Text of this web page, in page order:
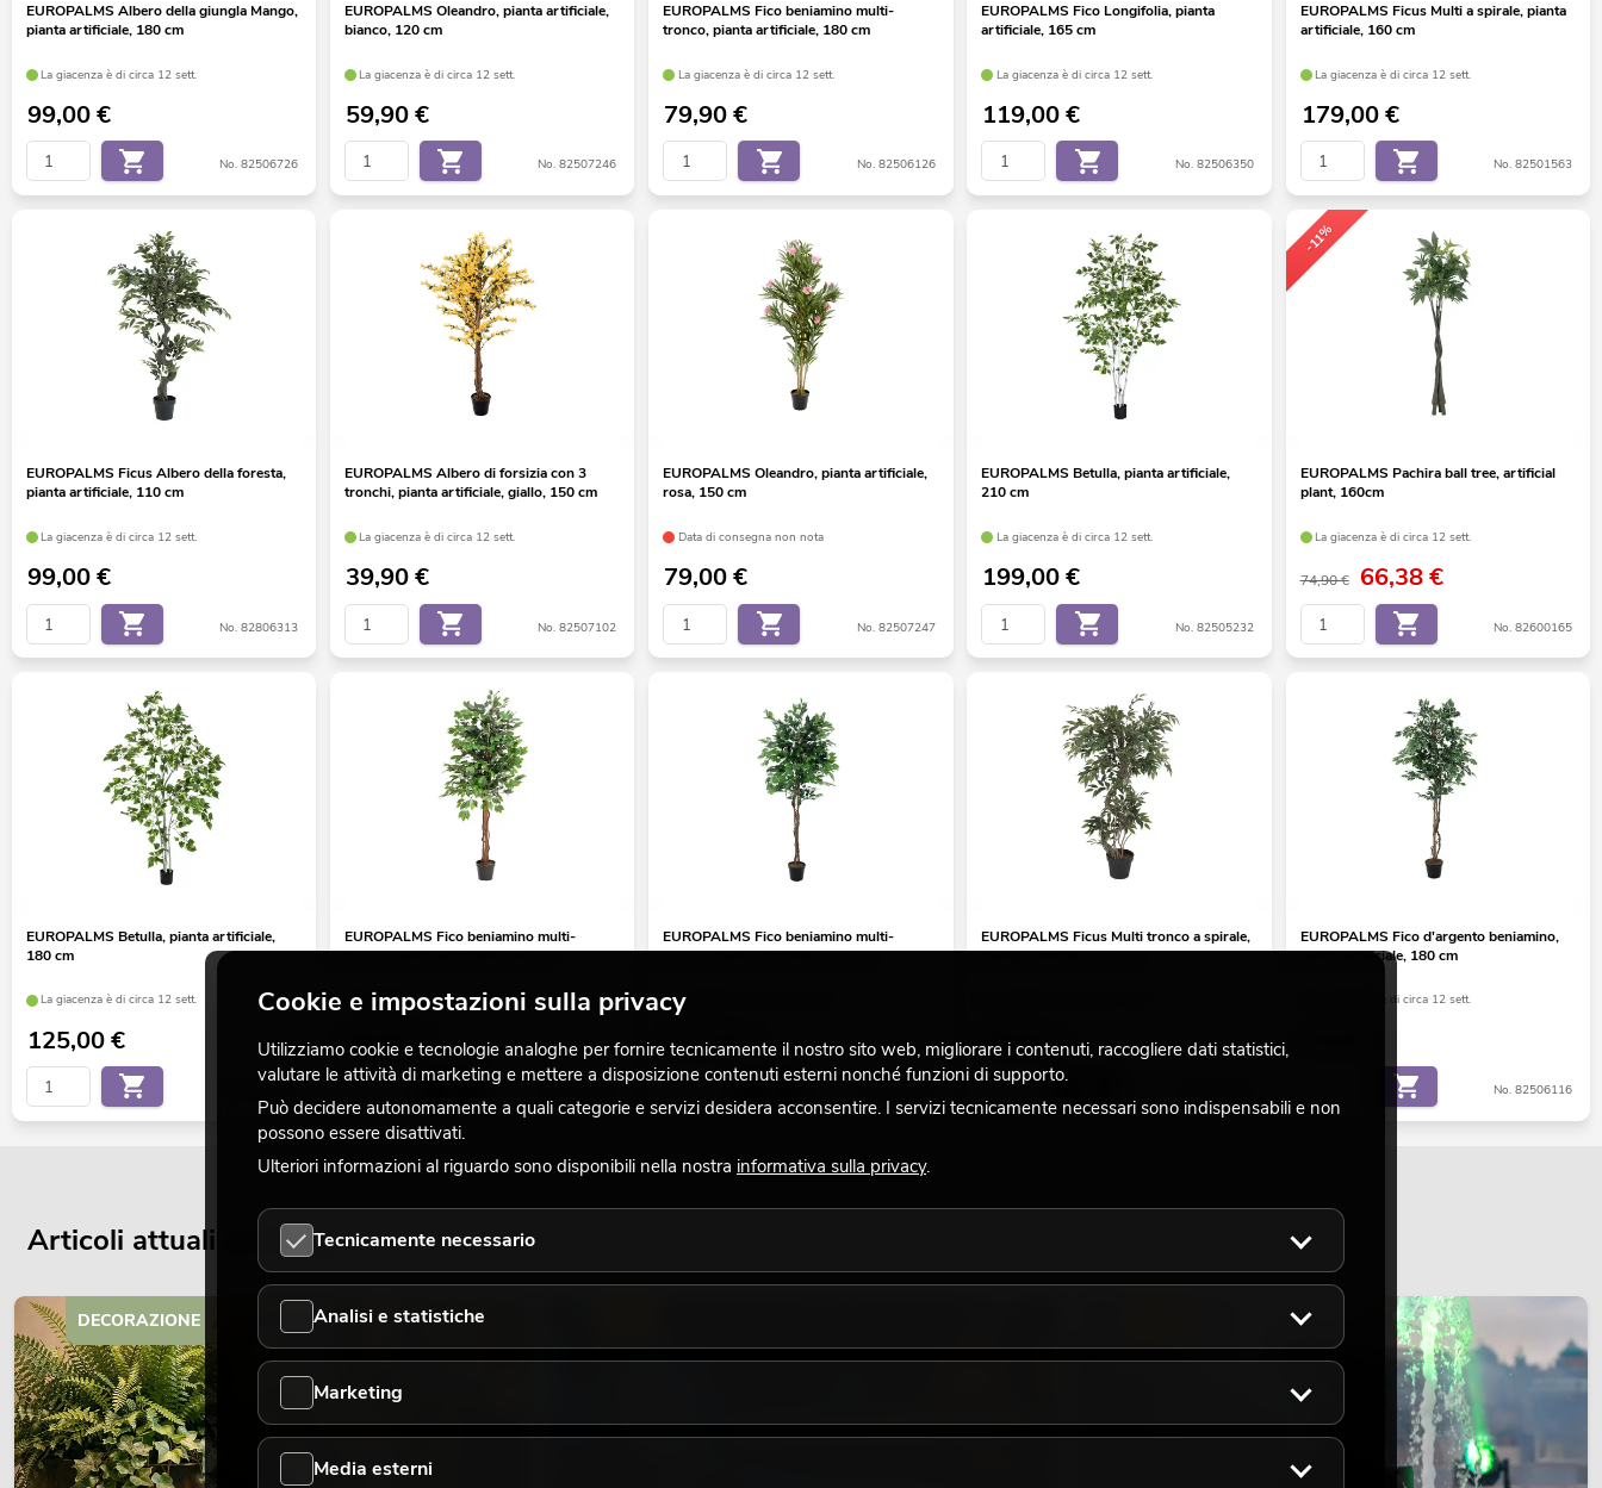
EUROPALMS Albero della giungla Mango,
pianta artificiale, 180 cm
La giacenza è di circa 12 sett.
99,00€
No. 82506726
EUROPALMS Oleandro, pianta artificiale,
bianco, 120 cm
La giacenza è di circa 12 sett.
59,90€
No. 82507246
EUROPALMS Fico beniamino multi-
tronco, pianta artificiale, 180 cm
La giacenza è di circa 12 sett.
79,90€
No. 82506126
EUROPALMS Fico Longifolia, pianta
artificiale, 165 cm
La giacenza è di circa 12 sett.
119,00€
No. 82506350
EUROPALMS Ficus Multi a spirale, pianta
artificiale, 160 cm
La giacenza è di circa 12 sett.
179,00€
No. 82501563
EUROPALMS Ficus Albero della foresta,
pianta artificiale, 110 cm
La giacenza è di circa 12 sett.
99,00€
No. 82806313
EUROPALMS Albero di forsizia con 3
tronchi, pianta artificiale, giallo, 150 cm
La giacenza è di circa 12 sett.
39,90€
No. 82507102
EUROPALMS Oleandro, pianta artificiale,
rosa, 150 cm
Data di consegna non nota
79,00€
No. 82507247
EUROPALMS Betulla, pianta artificiale,
210 cm
La giacenza è di circa 12 sett.
199,00€
No. 82505232
-11%
EUROPALMS Pachira ball tree, artificial
plant, 160cm
La giacenza è di circa 12 sett.
74,90 € 66,38€
No. 82600165
EUROPALMS Betulla, pianta artificiale,
180 cm
La giacenza è di circa 12 sett.
125,00€
EUROPALMS Fico beniamino multi-
tronco, pianta artificiale, 150 cm
La giacenza è di circa 12 sett.
69,90€
EUROPALMS Fico beniamino multi-
tronco, pianta artificiale, 210 cm
La giacenza è di circa 12 sett.
115,00€
EUROPALMS Ficus Multi tronco a spirale,
pianta artificiale, 130 cm
99,00€
EUROPALMS Fico d'argento beniamino,
pianta artificiale, 180 cm
La giacenza è di circa 12 sett.
No. 82506116
Articoli attuali del blog
DECORAZIONE
Cookie e impostazioni sulla privacy
Utilizziamo cookie e tecnologie analoghe per fornire tecnicamente il nostro sito web, migliorare i contenuti, raccogliere dati statistici,
valutare le attività di marketing e mettere a disposizione contenuti esterni nonché funzioni di supporto.
Può decidere autonomamente a quali categorie e servizi desidera acconsentire. I servizi tecnicamente necessari sono indispensabili e non
possono essere disattivati.
Ulteriori informazioni al riguardo sono disponibili nella nostra informativa sulla privacy.
Tecnicamente necessario
Analisi e statistiche
Marketing
Media esterni